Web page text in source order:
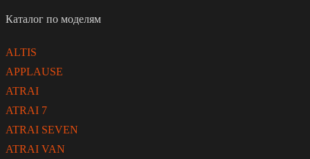
Каталог по моделям
ALTIS
APPLAUSE
ATRAI
ATRAI 7
ATRAI SEVEN
ATRAI VAN